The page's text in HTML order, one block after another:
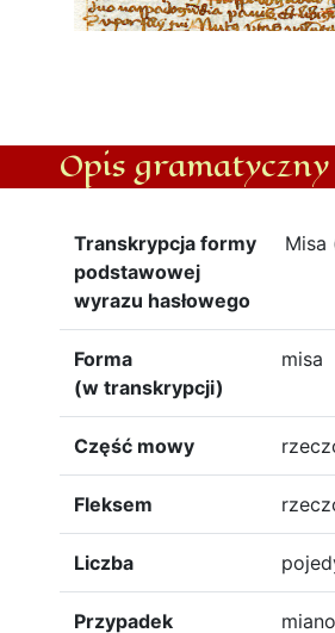
Opis gramatyczny
Transkrypcja formy
podstawowej
wyrazu hasłowego
Misa
Forma
(w transkrypcji)
misa
Część mowy
Fleksem
Liczba
Przypadek